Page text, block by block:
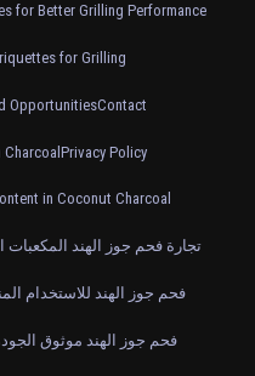
for Better Grilling Performance
for Grilling
OpportunitiesContact
CharcoalPrivacy Policy
in Coconut Charcoal
تجارة فحم جوز الهند المكعبات
فحم جوز الهند للاستخدام
فحم جوز الهند موثوق الجودة